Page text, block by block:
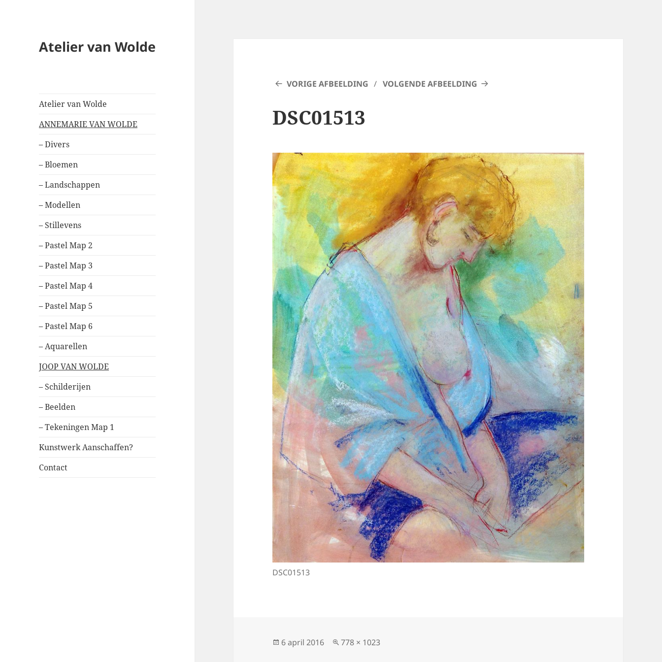
Atelier van Wolde
Atelier van Wolde
ANNEMARIE VAN WOLDE
– Divers
– Bloemen
– Landschappen
– Modellen
– Stillevens
– Pastel Map 2
– Pastel Map 3
– Pastel Map 4
– Pastel Map 5
– Pastel Map 6
– Aquarellen
JOOP VAN WOLDE
– Schilderijen
– Beelden
– Tekeningen Map 1
Kunstwerk Aanschaffen?
Contact
VORIGE AFBEELDING VOLGENDE AFBEELDING
DSC01513
DSC01513
Geplaatst
6 april 2016
Volledige
778 × 1023